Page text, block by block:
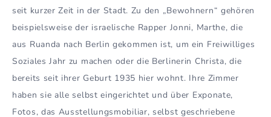
seit kurzer Zeit in der Stadt. Zu den „Bewohnern“ gehören
beispielsweise der israelische Rapper Jonni, Marthe, die
aus Ruanda nach Berlin gekommen ist, um ein Freiwilliges
Soziales Jahr zu machen oder die Berlinerin Christa, die
bereits seit ihrer Geburt 1935 hier wohnt. Ihre Zimmer
haben sie alle selbst eingerichtet und über Exponate,
Fotos, das Ausstellungsmobiliar, selbst geschriebene